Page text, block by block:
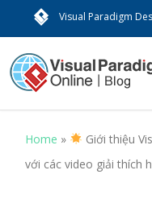
Visual Paradigm
Home »
Giới thiệu
với các video giải thích